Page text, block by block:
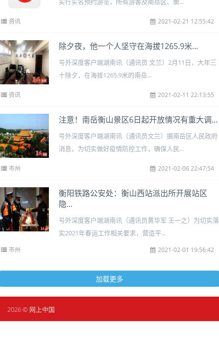
资讯 2021-02-21 12:55:42
除夕夜，他一个人坚守在海拔1265.9米...
号外深度客户端湖南讯（通讯员 文兰）2月11日，大年三
十除夕，在海拔1265.9米的南岳...
资讯 2021-02-11 22:13:55
注意！南岳衡山景区6日起开放情况有重大调...
号外深度客户端湖南讯（通讯员文兰）据南岳区人民政府
消息，为切实做好疫情防控工作，确保人民...
市州 2021-02-06 22:47:54
衡阳铁路公安处：衡山西站派出所开展站区
隐...
号外深度客户端湖南讯（通讯员黄华军 王一之）为切实落
实2021年春运工作相关要求，营造平...
市州 2021-02-01 19:56:42
加载更多
2026 © 网上中国